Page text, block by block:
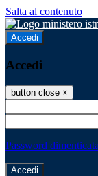
Salta al contenuto
Accedi
Accedi
button close ×
Password